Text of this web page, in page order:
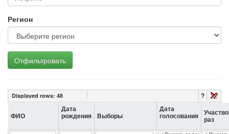
Регион
Отфильтровать
Displayed rows: 48 ?
ФИО
Дата
рождения
Выборы
Дата
голосования
раз